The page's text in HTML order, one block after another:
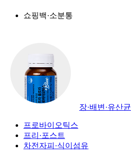
쇼핑백·소분통
장·배변·유산균
프로바이오틱스
프리·포스트
차전자피·식이섬유